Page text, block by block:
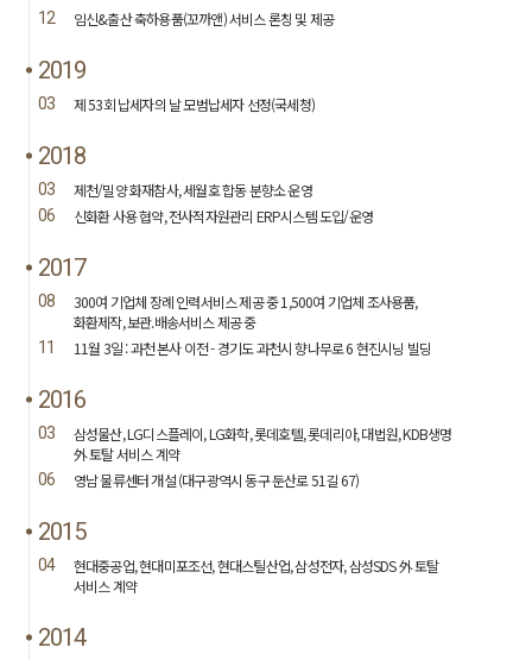
12 임신&출산 축하용품(꼬까앤) 서비스 론칭 및 제공
2019
03 제 53회 납세자의 날 모범납세자 선정(국세청)
2018
03 제천/밀양 화재참사, 세월호 합동 분향소 운영
06 신화환 사용 협약, 전사적자원관리 ERP시스템 도입/운영
2017
08
300여 기업체 장례 인력서비스 제공 중 1,500여 기업체 조사용품,
화환제작, 보관.배송서비스 제공 중
11 11월 3일 : 과천 본사 이전 - 경기도 과천시 향나무로 6 현진시닝 빌딩
2016
03
삼성물산, LG디스플레이, LG화학, 롯데호텔, 롯데리아, 대법원, KDB생명
外 토탈 서비스 계약
06 영남 물류센터 개설 (대구광역시 동구 둔산로 51길 67)
2015
04
현대중공업, 현대미포조선, 현대스틸산업, 삼성전자, 삼성SDS 外 토탈
서비스 계약
2014